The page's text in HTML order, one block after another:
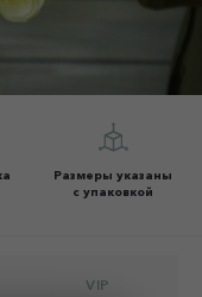
Размеры указаны
с упаковкой
VIP